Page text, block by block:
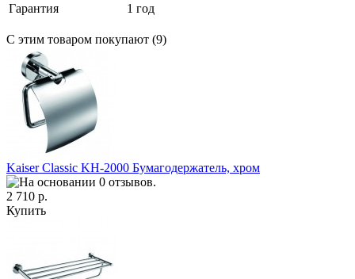
Гарантия
1 год
С этим товаром покупают (9)
Kaiser Classic KH-2000 Бумагодержатель, хром
2 710 р.
Купить